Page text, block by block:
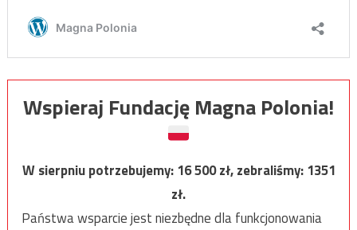
Wspieraj Fundację Magna Polonia!
W sierpniu potrzebujemy:16 500zł, zebraliśmy:1351
zł.
Państwa wsparcie jest niezbędne dla funkcjonowania